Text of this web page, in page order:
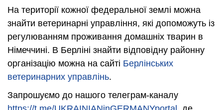
На території кожної федеральної землі можна
знайти ветеринарні управління, які допоможуть із
регулюванням проживання домашніх тварин в
Німеччині. В Берліні знайти відповідну районну
організацію можна на сайті Берлінських
ветеринарних управлінь.
Запрошуємо до нашого телеграм-каналу